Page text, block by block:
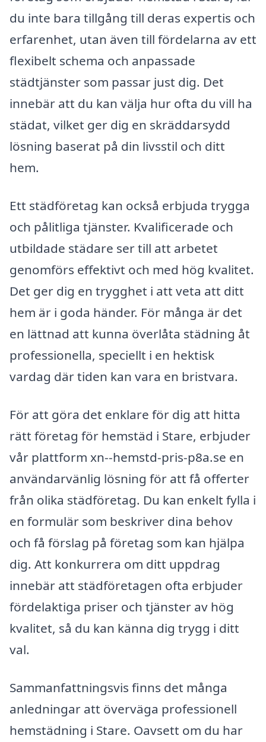
du inte bara tillgång till deras expertis och
erfarenhet, utan även till fördelarna av ett
flexibelt schema och anpassade
städtjänster som passar just dig. Det
innebär att du kan välja hur ofta du vill ha
städat, vilket ger dig en skräddarsydd
lösning baserat på din livsstil och ditt
hem.
Ett städföretag kan också erbjuda trygga
och pålitliga tjänster. Kvalificerade och
utbildade städare ser till att arbetet
genomförs effektivt och med hög kvalitet.
Det ger dig en trygghet i att veta att ditt
hem är i goda händer. För många är det
en lättnad att kunna överlåta städning åt
professionella, speciellt i en hektisk
vardag där tiden kan vara en bristvara.
För att göra det enklare för dig att hitta
rätt företag för hemstäd i Stare, erbjuder
vår plattform xn--hemstd-pris-p8a.se en
användarvänlig lösning för att få offerter
från olika städföretag. Du kan enkelt fylla i
en formulär som beskriver dina behov
och få förslag på företag som kan hjälpa
dig. Att konkurrera om ditt uppdrag
innebär att städföretagen ofta erbjuder
fördelaktiga priser och tjänster av hög
kvalitet, så du kan känna dig trygg i ditt
val.
Sammanfattningsvis finns det många
anledningar att överväga professionell
hemstädning i Stare. Oavsett om du har